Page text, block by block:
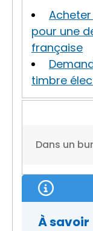
pour une
française
timbre
Dans un
À savoir